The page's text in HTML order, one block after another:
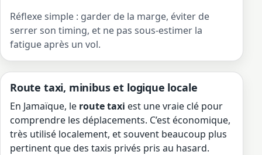
Réflexe simple : garder de la marge, éviter de
serrer son timing, et ne pas sous-estimer la
fatigue après un vol.
Route taxi, minibus et logique locale
En Jamaïque, le route taxi est une vraie clé pour
comprendre les déplacements. C’est économique,
très utilisé localement, et souvent beaucoup plus
pertinent que des taxis privés pris au hasard.